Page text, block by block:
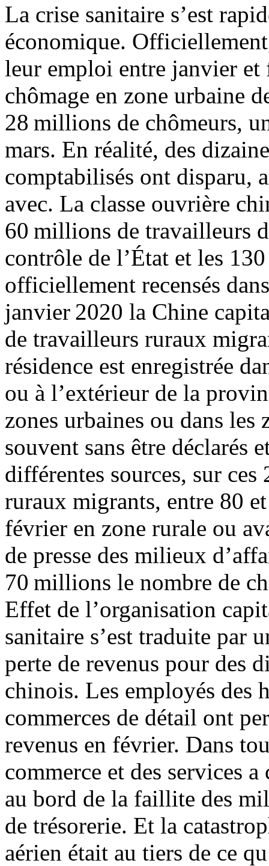
La crise sanitaire s’est
économique.
leur emploi entre janvier et
chômage en zone urbaine
28 millions de chômeurs,
mars. En réalité, des
comptabilisés ont disparu,
avec. La classe ouvrière
60 millions de travailleurs
contrôle de l’État et les
officiellement recensés
janvier 2020 la Chine
de travailleurs ruraux
résidence est enregistrée
ou à l’extérieur de la
zones urbaines ou dans les
souvent sans être déclarés
différentes sources, sur
ruraux migrants, entre 80
février en zone rurale ou
de presse des milieux
70 millions le nombre de
Effet de l’organisation
sanitaire s’est traduite par
perte de revenus pour des
chinois. Les employés des
commerces de détail ont
revenus en février. Dans
commerce et des services
au bord de la faillite des
de trésorerie. Et la
aérien était au tiers de ce